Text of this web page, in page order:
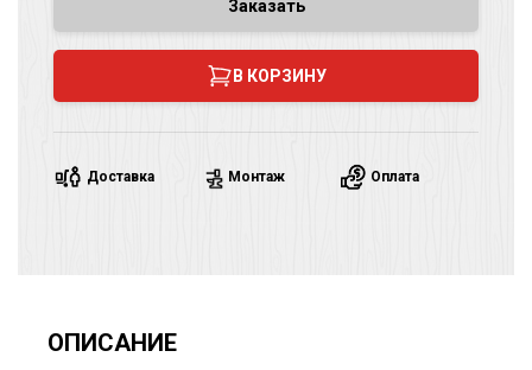
Заказать
В КОРЗИНУ
Доставка Монтаж Оплата
ОПИСАНИЕ